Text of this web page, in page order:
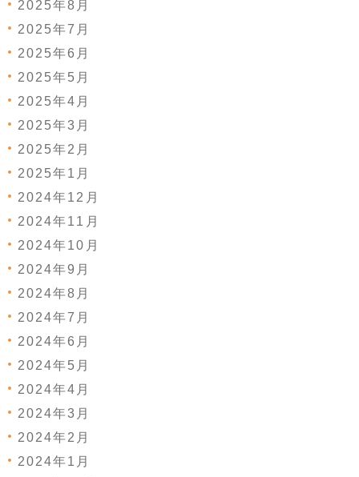
2025年8月
2025年7月
2025年6月
2025年5月
2025年4月
2025年3月
2025年2月
2025年1月
2024年12月
2024年11月
2024年10月
2024年9月
2024年8月
2024年7月
2024年6月
2024年5月
2024年4月
2024年3月
2024年2月
2024年1月